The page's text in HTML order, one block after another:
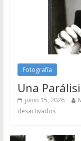
Fotografía
Una
junio 15, 2026
desactivados